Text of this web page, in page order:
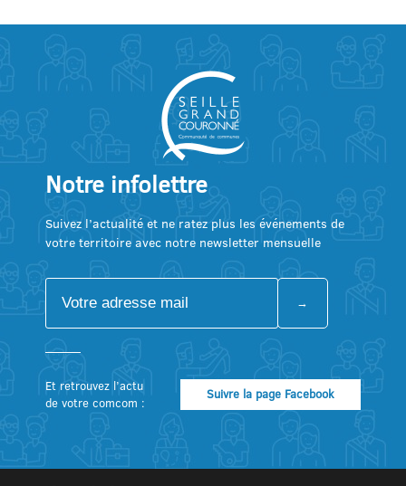
Notre infolettre
Suivez l’actualité et ne ratez plus les événements de
votre territoire avec notre newsletter mensuelle
Et retrouvez l’actu
de votre comcom :
Suivre la page Facebook